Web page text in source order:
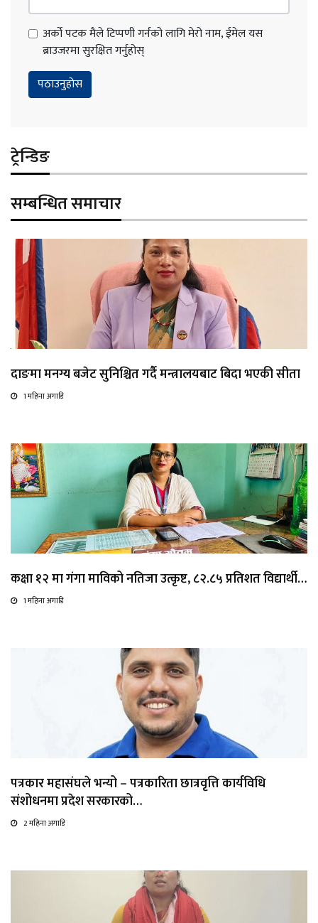
अर्को पटक मैले टिप्पणी गर्नको लागि मेरो नाम, ईमेल यस
ब्राउजरमा सुरक्षित गर्नुहोस्
ट्रेन्डिङ
सम्बन्धित समाचार
दाङमा मनग्य बजेट सुनिश्चित गर्दै मन्त्रालयबाट बिदा भएकी सीता
1 महिना अगाडि
कक्षा १२ मा गंगा माविको नतिजा उत्कृष्ट, ८२.८५ प्रतिशत विद्यार्थी…
1 महिना अगाडि
पत्रकार महासंघले भन्यो – पत्रकारिता छात्रवृत्ति कार्यविधि
संशोधनमा प्रदेश सरकारको…
2 महिना अगाडि